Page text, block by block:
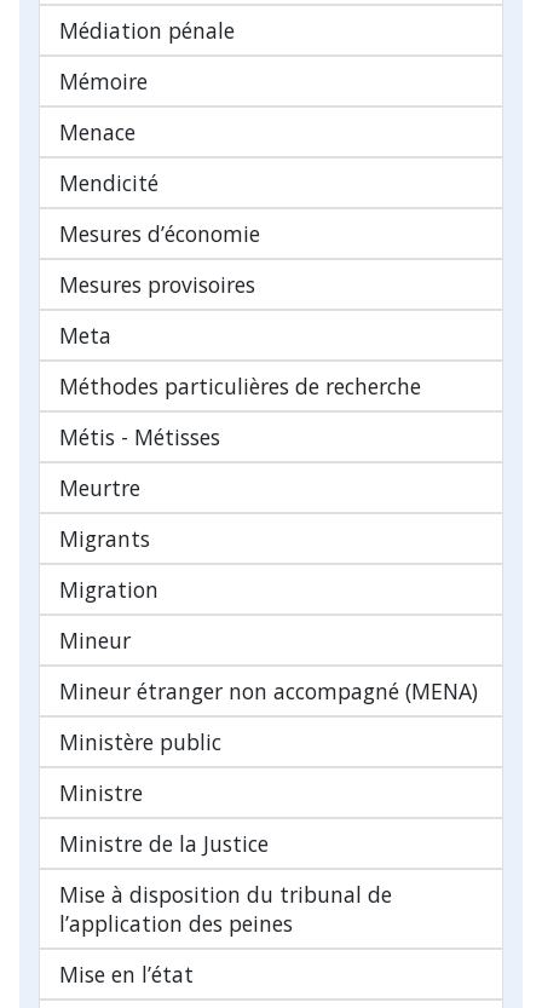
Médiation pénale
Mémoire
Menace
Mendicité
Mesures d’économie
Mesures provisoires
Meta
Méthodes particulières de recherche
Métis - Métisses
Meurtre
Migrants
Migration
Mineur
Mineur étranger non accompagné (MENA)
Ministère public
Ministre
Ministre de la Justice
Mise à disposition du tribunal de
l’application des peines
Mise en l’état